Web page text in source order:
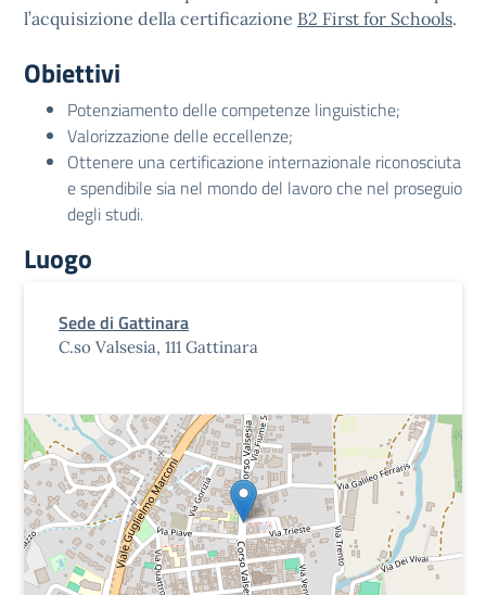
l’acquisizione della certificazione B2 First for Schools.
Obiettivi
Potenziamento delle competenze linguistiche;
Valorizzazione delle eccellenze;
Ottenere una certificazione internazionale riconosciuta
e spendibile sia nel mondo del lavoro che nel proseguio
degli studi.
Luogo
Sede di Gattinara
C.so Valsesia, 111 Gattinara